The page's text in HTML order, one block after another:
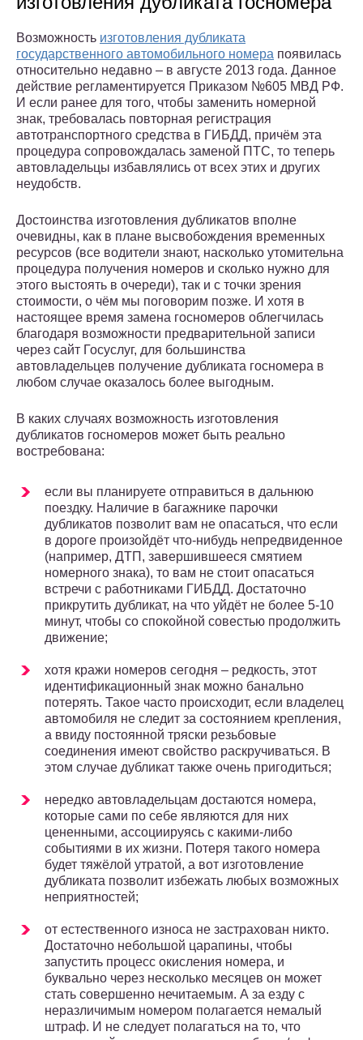
Возможность изготовления дубликата
государственного автомобильного номера появилась
относительно недавно – в августе 2013 года. Данное
действие регламентируется Приказом №605 МВД РФ.
И если ранее для того, чтобы заменить номерной
знак, требовалась повторная регистрация
автотранспортного средства в ГИБДД, причём эта
процедура сопровождалась заменой ПТС, то теперь
автовладельцы избавлялись от всех этих и других
неудобств.
Достоинства изготовления дубликатов вполне
очевидны, как в плане высвобождения временных
ресурсов (все водители знают, насколько утомительна
процедура получения номеров и сколько нужно для
этого выстоять в очереди), так и с точки зрения
стоимости, о чём мы поговорим позже. И хотя в
настоящее время замена госномеров облегчилась
благодаря возможности предварительной записи
через сайт Госуслуг, для большинства
автовладельцев получение дубликата госномера в
любом случае оказалось более выгодным.
В каких случаях возможность изготовления
дубликатов госномеров может быть реально
востребована:
если вы планируете отправиться в дальнюю
поездку. Наличие в багажнике парочки
дубликатов позволит вам не опасаться, что если
в дороге произойдёт что-нибудь непредвиденное
(например, ДТП, завершившееся смятием
номерного знака), то вам не стоит опасаться
встречи с работниками ГИБДД. Достаточно
прикрутить дубликат, на что уйдёт не более 5-10
минут, чтобы со спокойной совестью продолжить
движение;
хотя кражи номеров сегодня – редкость, этот
идентификационный знак можно банально
потерять. Такое часто происходит, если владелец
автомобиля не следит за состоянием крепления,
а ввиду постоянной тряски резьбовые
соединения имеют свойство раскручиваться. В
этом случае дубликат также очень пригодиться;
нередко автовладельцам достаются номера,
которые сами по себе являются для них
цененными, ассоциируясь с какими-либо
событиями в их жизни. Потеря такого номера
будет тяжёлой утратой, а вот изготовление
дубликата позволит избежать любых возможных
неприятностей;
от естественного износа не застрахован никто.
Достаточно небольшой царапины, чтобы
запустить процесс окисления номера, и
буквально через несколько месяцев он может
стать совершенно нечитаемым. А за езду с
неразличимым номером полагается немалый
штраф. И не следует полагаться на то, что